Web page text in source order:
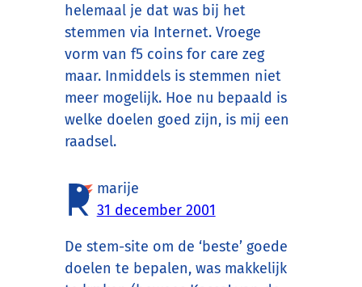
helemaal je dat was bij het
stemmen via Internet. Vroege
vorm van f5 coins for care zeg
maar. Inmiddels is stemmen niet
meer mogelijk. Hoe nu bepaald is
welke doelen goed zijn, is mij een
raadsel.
marije
31 december 2001
De stem-site om de ‘beste’ goede
doelen te bepalen, was makkelijk